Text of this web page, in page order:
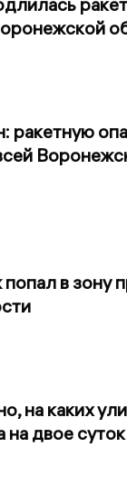
ракетную
в зону
на каких
на двое